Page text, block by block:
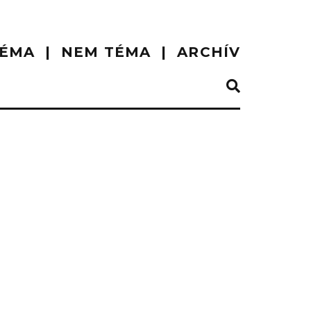
NEM TÉMA ARCHÍV